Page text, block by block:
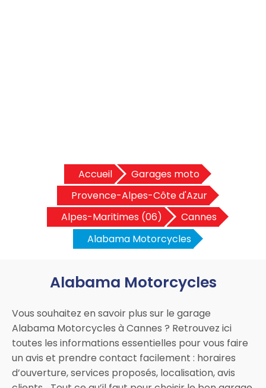
Accueil
Garages moto
Provence-Alpes-Côte d'Azur
Alpes-Maritimes (06)
Cannes
Alabama Motorcycles
Alabama Motorcycles
Vous souhaitez en savoir plus sur le garage
Alabama Motorcycles à Cannes ? Retrouvez ici
toutes les informations essentielles pour vous faire
un avis et prendre contact facilement : horaires
d’ouverture, services proposés, localisation, avis